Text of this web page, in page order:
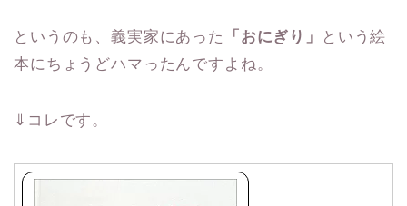
というのも、義実家にあった 「おにぎり」
という絵
本にちょうどハマったんですよね。
⇓コレです。